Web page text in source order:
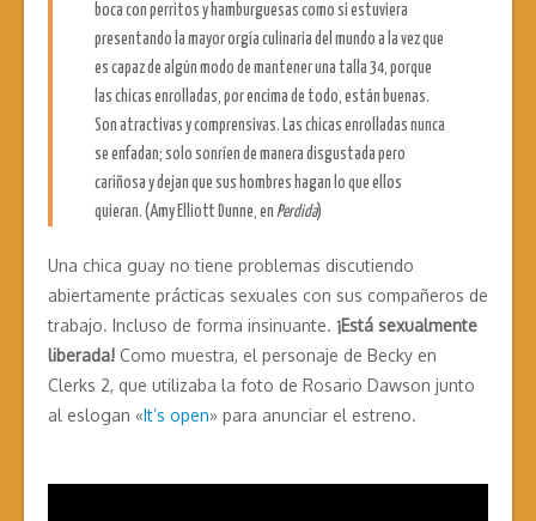
boca con perritos y hamburguesas como si estuviera
presentando la mayor orgía culinaria del mundo a la vez que
es capaz de algún modo de mantener una talla 34, porque
las chicas enrolladas, por encima de todo, están buenas.
Son atractivas y comprensivas. Las chicas enrolladas nunca
se enfadan; solo sonríen de manera disgustada pero
cariñosa y dejan que sus hombres hagan lo que ellos
quieran. (Amy Elliott Dunne, en Perdida)
Una chica guay no tiene problemas discutiendo
abiertamente prácticas sexuales con sus compañeros de
trabajo. Incluso de forma insinuante. ¡Está sexualmente
liberada! Como muestra, el personaje de Becky en
Clerks 2, que utilizaba la foto de Rosario Dawson junto
al eslogan «It’s open» para anunciar el estreno.